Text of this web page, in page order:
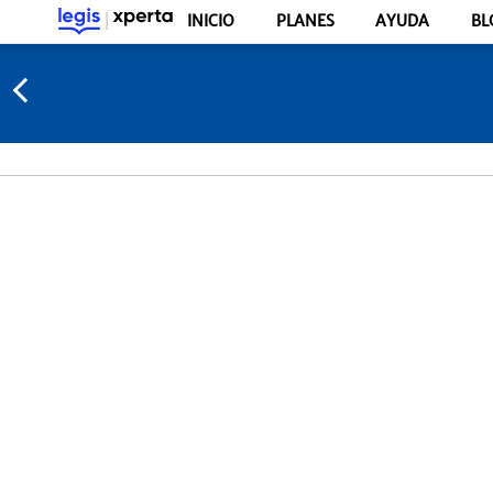
INICIO PLANES AYUDA